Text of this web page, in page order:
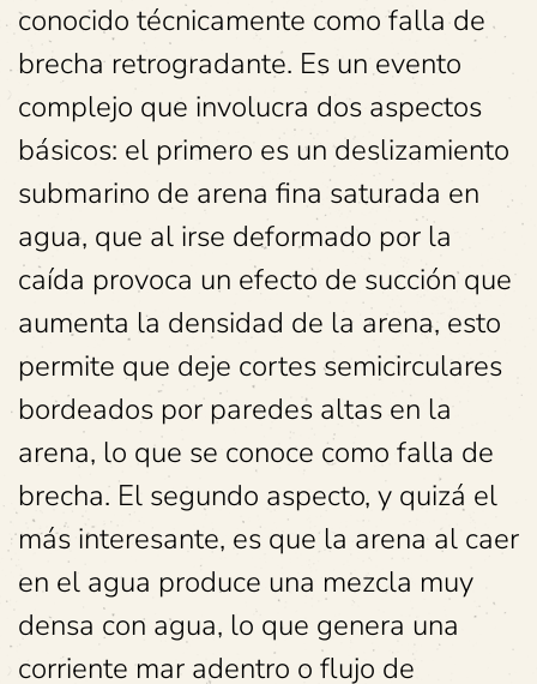
conocido técnicamente como falla de
brecha retrogradante. Es un evento
complejo que involucra dos aspectos
básicos: el primero es un deslizamiento
submarino de arena fina saturada en
agua, que al irse deformado por la
caída provoca un efecto de succión que
aumenta la densidad de la arena, esto
permite que deje cortes semicirculares
bordeados por paredes altas en la
arena, lo que se conoce como falla de
brecha. El segundo aspecto, y quizá el
más interesante, es que la arena al caer
en el agua produce una mezcla muy
densa con agua, lo que genera una
corriente mar adentro o flujo de